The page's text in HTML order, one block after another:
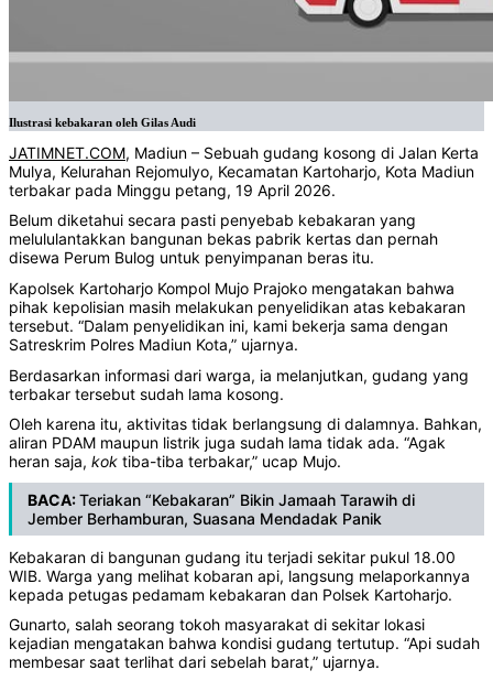
Ilustrasi kebakaran oleh Gilas Audi
JATIMNET.COM, Madiun – Sebuah gudang kosong di Jalan Kerta
Mulya, Kelurahan Rejomulyo, Kecamatan Kartoharjo, Kota Madiun
terbakar pada Minggu petang, 19 April 2026.
Belum diketahui secara pasti penyebab kebakaran yang
melululantakkan bangunan bekas pabrik kertas dan pernah
disewa Perum Bulog untuk penyimpanan beras itu.
Kapolsek Kartoharjo Kompol Mujo Prajoko mengatakan bahwa
pihak kepolisian masih melakukan penyelidikan atas kebakaran
tersebut. “Dalam penyelidikan ini, kami bekerja sama dengan
Satreskrim Polres Madiun Kota,” ujarnya.
Berdasarkan informasi dari warga, ia melanjutkan, gudang yang
terbakar tersebut sudah lama kosong.
Oleh karena itu, aktivitas tidak berlangsung di dalamnya. Bahkan,
aliran PDAM maupun listrik juga sudah lama tidak ada. “Agak
heran saja, kok tiba-tiba terbakar,” ucap Mujo.
BACA:Teriakan “Kebakaran” Bikin Jamaah Tarawih di
Jember Berhamburan, Suasana Mendadak Panik
Kebakaran di bangunan gudang itu terjadi sekitar pukul 18.00
WIB. Warga yang melihat kobaran api, langsung melaporkannya
kepada petugas pedamam kebakaran dan Polsek Kartoharjo.
Gunarto, salah seorang tokoh masyarakat di sekitar lokasi
kejadian mengatakan bahwa kondisi gudang tertutup. “Api sudah
membesar saat terlihat dari sebelah barat,” ujarnya.